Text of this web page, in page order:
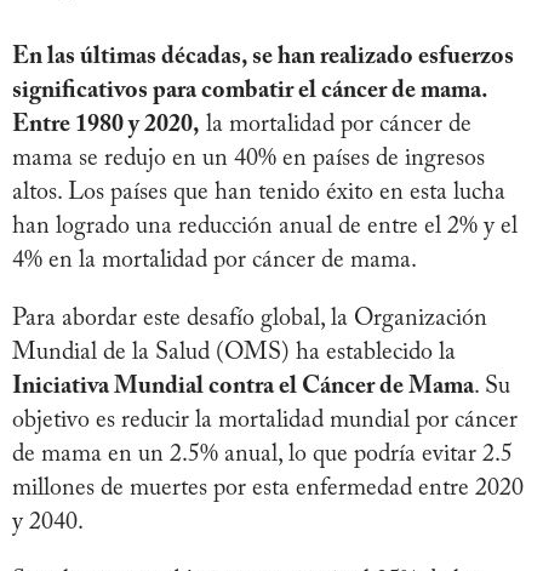
En las últimas décadas, se han realizado esfuerzos
significativos para combatir el cáncer de mama.
Entre 1980 y 2020, la mortalidad por cáncer de
mama se redujo en un 40% en países de ingresos
altos. Los países que han tenido éxito en esta lucha
han logrado una reducción anual de entre el 2% y el
4% en la mortalidad por cáncer de mama.
Para abordar este desafío global, la Organización
Mundial de la Salud (OMS) ha establecido la
Iniciativa Mundial contra el Cáncer de Mama. Su
objetivo es reducir la mortalidad mundial por cáncer
de mama en un 2.5% anual, lo que podría evitar 2.5
millones de muertes por esta enfermedad entre 2020
y 2040.